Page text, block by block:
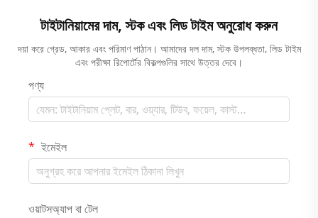
টাইটানিয়ামের দাম, স্টক এবং লিড টাইম অনুরোধ করুন
দয়া করে গ্রেড, আকার এবং পরিমাণ পাঠান। আমাদের দল দাম, স্টক উপলব্ধতা, লিড টাইম
এবং পরীক্ষা রিপোর্টের বিকল্পগুলির সাথে উত্তর দেবে।
পণ্য
ইমেইল
ওয়াটসঅ্যাপ বা টেল